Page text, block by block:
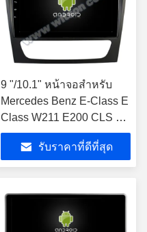
9 "/10.1" หน้าจอสำหรับ
Mercedes Benz E-Class E
Class W211 E200 CLS G-
CLASS W463 2002-2010
รถสเตอริโอรับราคาที่ดีที่สุด